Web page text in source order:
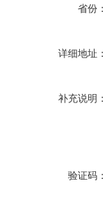
省份
详细地址
补充说明
验证码